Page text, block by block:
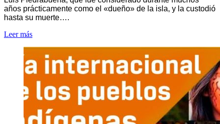
años prácticamente como el «dueño» de la isla, y la custodió
hasta su muerte….
Leer más